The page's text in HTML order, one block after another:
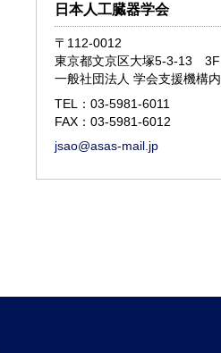
日本人工臓器学会
〒112-0012
東京都文京区大塚5-3-13 3F
一般社団法人 学会支援機構内
TEL： 03-5981-6011
FAX：03-5981-6012
jsao@asas-mail.jp